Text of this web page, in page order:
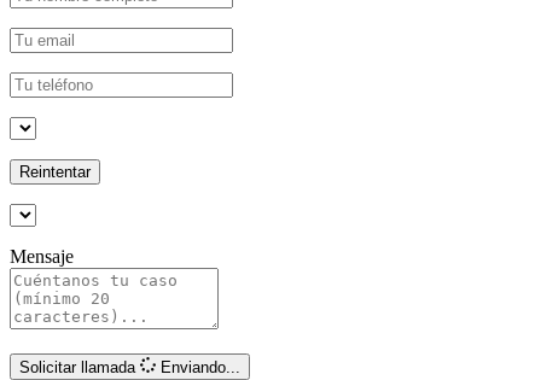
Reintentar
Mensaje
Solicitar llamada Enviando...